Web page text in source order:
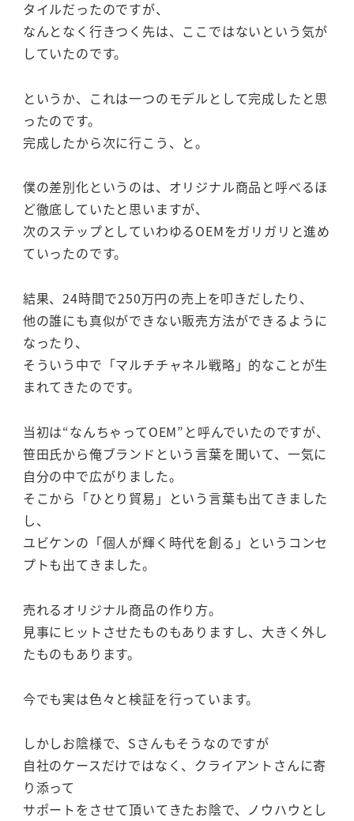
タイルだったのですが、
なんとなく行きつく先は、ここではないという気が
していたのです。
というか、これは一つのモデルとして完成したと思
ったのです。
完成したから次に行こう、と。
僕の差別化というのは、オリジナル商品と呼べるほ
ど徹底していたと思いますが、
次のステップとしていわゆるOEMをガリガリと進め
ていったのです。
結果、24時間で250万円の売上を叩きだしたり、
他の誰にも真似ができない販売方法ができるように
なったり、
そういう中で「マルチチャネル戦略」的なことが生
まれてきたのです。
当初は“なんちゃってOEM”と呼んでいたのですが、
笹田氏から俺ブランドという言葉を聞いて、一気に
自分の中で広がりました。
そこから「ひとり貿易」という言葉も出てきました
し、
ユビケンの「個人が輝く時代を創る」というコンセ
プトも出てきました。
売れるオリジナル商品の作り方。
見事にヒットさせたものもありますし、大きく外し
たものもあります。
今でも実は色々と検証を行っています。
しかしお陰様で、Sさんもそうなのですが
自社のケースだけではなく、クライアントさんに寄
り添って
サポートをさせて頂いてきたお陰で、ノウハウとし